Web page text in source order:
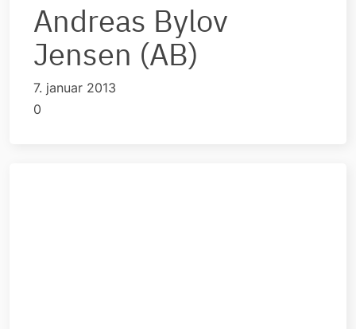
Andreas Bylov
Jensen (AB)
7. januar 2013
0